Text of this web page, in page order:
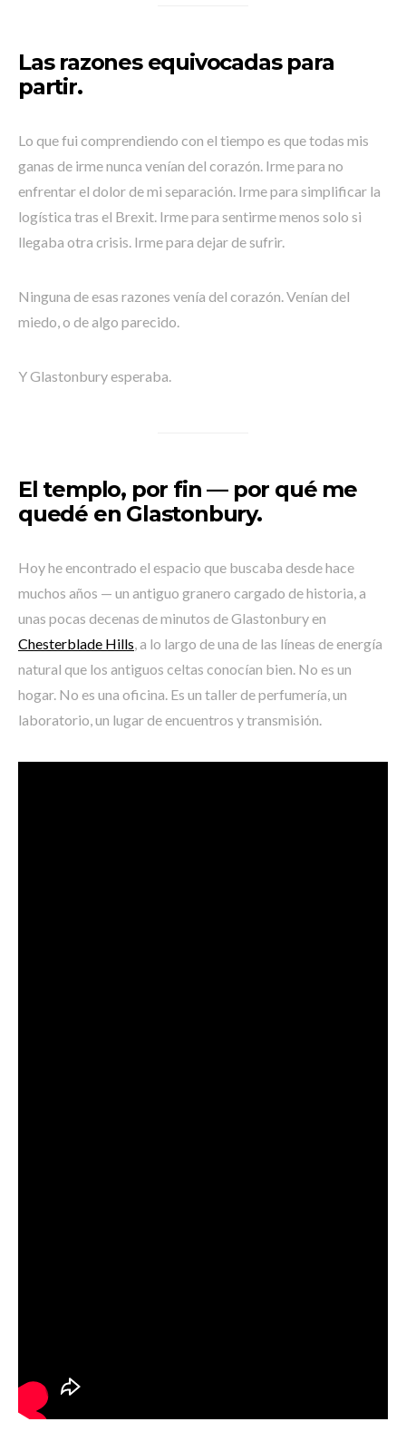
Las razones equivocadas para
partir.
Lo que fui comprendiendo con el tiempo es que todas mis
ganas de irme nunca venían del corazón. Irme para no
enfrentar el dolor de mi separación. Irme para simplificar la
logística tras el Brexit. Irme para sentirme menos solo si
llegaba otra crisis. Irme para dejar de sufrir.
Ninguna de esas razones venía del corazón. Venían del
miedo, o de algo parecido.
Y Glastonbury esperaba.
El templo, por fin — por qué me
quedé en Glastonbury.
Hoy he encontrado el espacio que buscaba desde hace
muchos años — un antiguo granero cargado de historia, a
unas pocas decenas de minutos de Glastonbury en
Chesterblade Hills, a lo largo de una de las líneas de energía
natural que los antiguos celtas conocían bien. No es un
hogar. No es una oficina. Es un taller de perfumería, un
laboratorio, un lugar de encuentros y transmisión.